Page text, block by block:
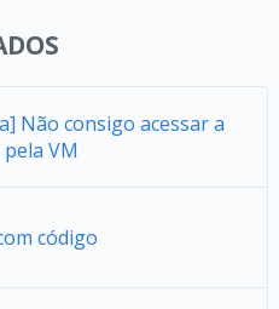
Não consigo acessar a
VM
código